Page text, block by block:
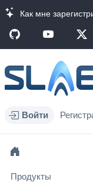
Как мне
Войти
Продукты